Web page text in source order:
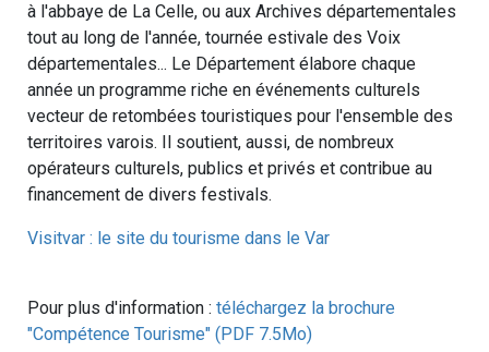
à l'abbaye de La Celle, ou aux Archives départementales
tout au long de l'année, tournée estivale des Voix
départementales... Le Département élabore chaque
année un programme riche en événements culturels
vecteur de retombées touristiques pour l'ensemble des
territoires varois. Il soutient, aussi, de nombreux
opérateurs culturels, publics et privés et contribue au
financement de divers festivals.
Visitvar : le site du tourisme dans le Var
Pour plus d'information : téléchargez la brochure
"Compétence Tourisme" (PDF 7.5Mo)